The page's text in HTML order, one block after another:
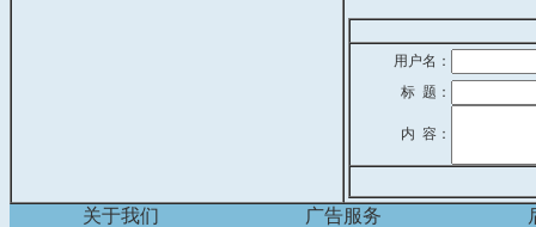
用户名：
标 题：
内 容：
关于我们 广告服务